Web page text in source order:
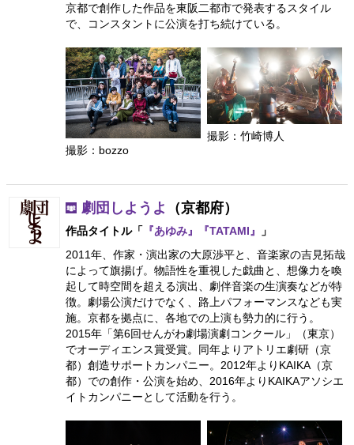
京都で創作した作品を東阪二都市で発表するスタイル
で、コンスタントに公演を打ち続けている。
撮影：bozzo
撮影：竹崎博人
劇団しようよ （京都府）
作品タイトル「 『あゆみ』『TATAMI』
」
2011年、作家・演出家の大原渉平と、音楽家の吉見拓哉
によって旗揚げ。物語性を重視した戯曲と、想像力を喚
起して時空間を超える演出、劇伴音楽の生演奏などが特
徴。劇場公演だけでなく、路上パフォーマンスなども実
施。京都を拠点に、各地での上演も勢力的に行う。
2015年「第6回せんがわ劇場演劇コンクール」（東京）
でオーディエンス賞受賞。同年よりアトリエ劇研（京
都）創造サポートカンパニー。2012年よりKAIKA（京
都）での創作・公演を始め、2016年よりKAIKAアソシエ
イトカンパニーとして活動を行う。